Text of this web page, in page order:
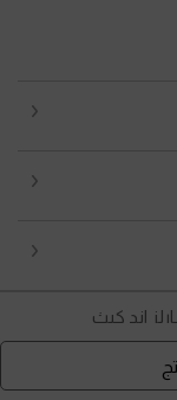
اند كيث